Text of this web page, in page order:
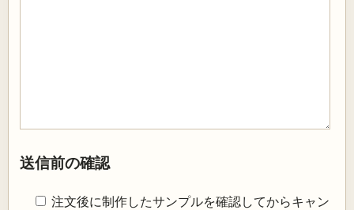
送信前の確認
注文後に制作したサンプルを確認してからキャン